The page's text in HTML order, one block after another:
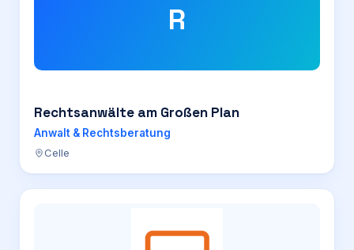
R
Rechtsanwälte am Großen Plan
Anwalt & Rechtsberatung
Celle